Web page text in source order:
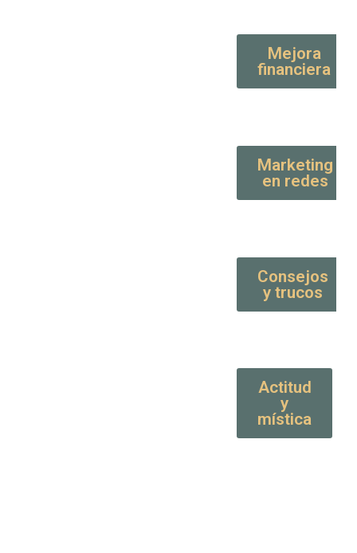
Mejora
financiera
Marketing
en redes
Consejos
y trucos
Actitud
y
mística